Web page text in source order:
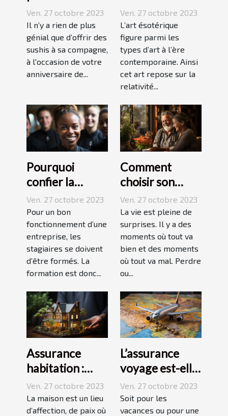
réussir ses
sushis !
Ven. 27 octobre 2023
Il n’y a rien de plus
génial que d’offrir des
sushis à sa compagne,
à l'occasion de votre
anniversaire de...
ésotérique ?
Ven. 27 octobre 2023
L’art ésotérique
figure parmi les
types d’art à l’ère
contemporaine. Ainsi
cet art repose sur la
relativité...
Pourquoi
confier la
formation de
ses stagiaires à
JP2A-Génèse ?
Ven. 27 octobre 2023
Pour un bon
fonctionnement d’une
entreprise, les
stagiaires se doivent
d’être formés. La
formation est donc...
Comment
choisir son
assurance
Dépendance ?
Ven. 27 octobre 2023
La vie est pleine de
surprises. Il y a des
moments où tout va
bien et des moments
où tout va mal. Perdre
ou...
Assurance
habitation :
comment ça
marche ?
Ven. 27 octobre 2023
La maison est un lieu
d’affection, de paix où
L’assurance
voyage est-elle
avantageuse ?
Ven. 27 octobre 2023
Soit pour les
vacances ou pour une